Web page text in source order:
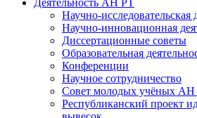
Научно-исследовательская
Научно-инновационная
Диссертационные советы
Образовательная
Конференции
Научное сотрудничество
Совет молодых учёных
Республиканский проект